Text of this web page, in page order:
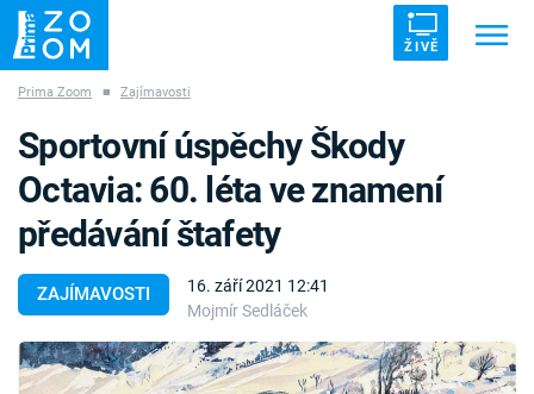
ŽIVĚ
ZÁHADY VETŘELCI DÁVNOVĚKU
Témata
Témata
Prima Zoom ■ Zajímavosti
ZAJÍMAVOSTI
16. září 2021 12:41
Mojmír Sedláček
Sportovní úspěchy Škody
Octavia: 60. léta ve znamení
předávání štafety